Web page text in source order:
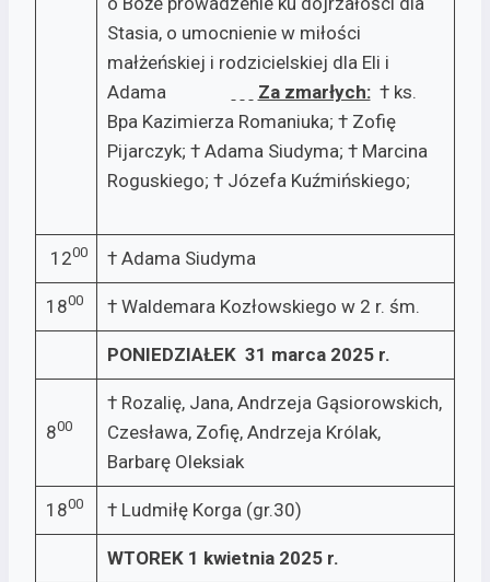
Stasia, o umocnienie w miłości
małżeńskiej i rodzicielskiej dla Eli i
Adama
Za zmarłych:† ks.
Bpa Kazimierza Romaniuka; † Zofię
Pijarczyk; † Adama Siudyma; † Marcina
Roguskiego; † Józefa Kuźmińskiego;
1200 † Adama Siudyma
1800 † Waldemara Kozłowskiego w 2 r. śm.
PONIEDZIAŁEK 31 marca 2025 r.
800
† Rozalię, Jana, Andrzeja Gąsiorowskich,
Czesława, Zofię, Andrzeja Królak,
Barbarę Oleksiak
1800 † Ludmiłę Korga (gr.30)
WTOREK 1 kwietnia 2025 r.